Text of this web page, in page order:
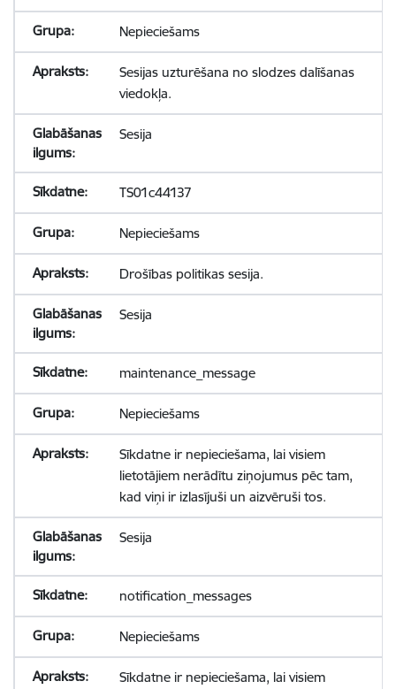
Nepieciešams
Sesijas uzturēšana no slodzes dalīšanas
viedokļa.
Sesija
TS01c44137
Nepieciešams
Drošības politikas sesija.
Sesija
maintenance_message
Nepieciešams
Sīkdatne ir nepieciešama, lai visiem
lietotājiem nerādītu ziņojumus pēc tam,
kad viņi ir izlasījuši un aizvēruši tos.
Sesija
notification_messages
Nepieciešams
Sīkdatne ir nepieciešama, lai visiem